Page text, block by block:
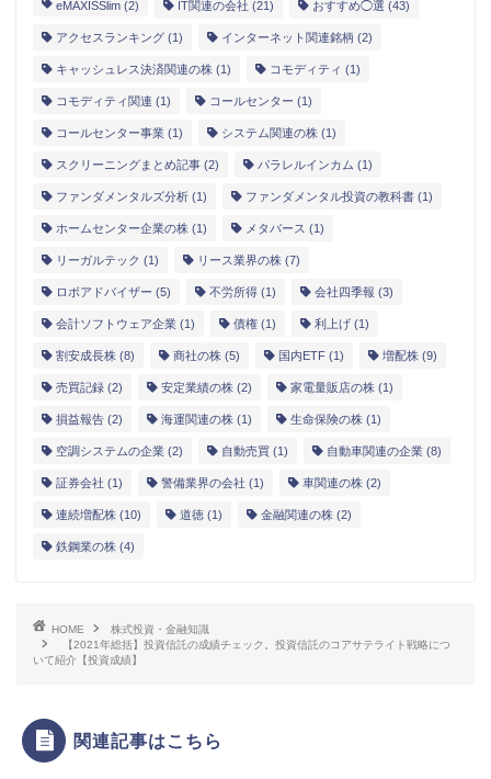
eMAXISSlim (2) IT関連の会社 (21) おすすめ◯選 (43)
アクセスランキング (1) インターネット関連銘柄 (2)
キャッシュレス決済関連の株 (1) コモディティ (1)
コモディティ関連 (1) コールセンター (1)
コールセンター事業 (1) システム関連の株 (1)
スクリーニングまとめ記事 (2) パラレルインカム (1)
ファンダメンタルズ分析 (1) ファンダメンタル投資の教科書 (1)
ホームセンター企業の株 (1) メタバース (1)
リーガルテック (1) リース業界の株 (7)
ロボアドバイザー (5) 不労所得 (1) 会社四季報 (3)
会計ソフトウェア企業 (1) 債権 (1) 利上げ (1)
割安成長株 (8) 商社の株 (5) 国内ETF (1) 増配株 (9)
売買記録 (2) 安定業績の株 (2) 家電量販店の株 (1)
損益報告 (2) 海運関連の株 (1) 生命保険の株 (1)
空調システムの企業 (2) 自動売買 (1) 自動車関連の企業 (8)
証券会社 (1) 警備業界の会社 (1) 車関連の株 (2)
連続増配株 (10) 道徳 (1) 金融関連の株 (2)
鉄鋼業の株 (4)
HOME
株式投資・金融知識
【2021年総括】投資信託の成績チェック。投資信託のコアサテライト戦略につ
いて紹介【投資成績】
関連記事はこちら